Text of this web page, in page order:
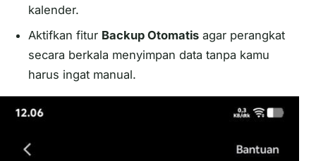
kalender.
Aktifkan fitur Backup Otomatis agar perangkat
secara berkala menyimpan data tanpa kamu
harus ingat manual.